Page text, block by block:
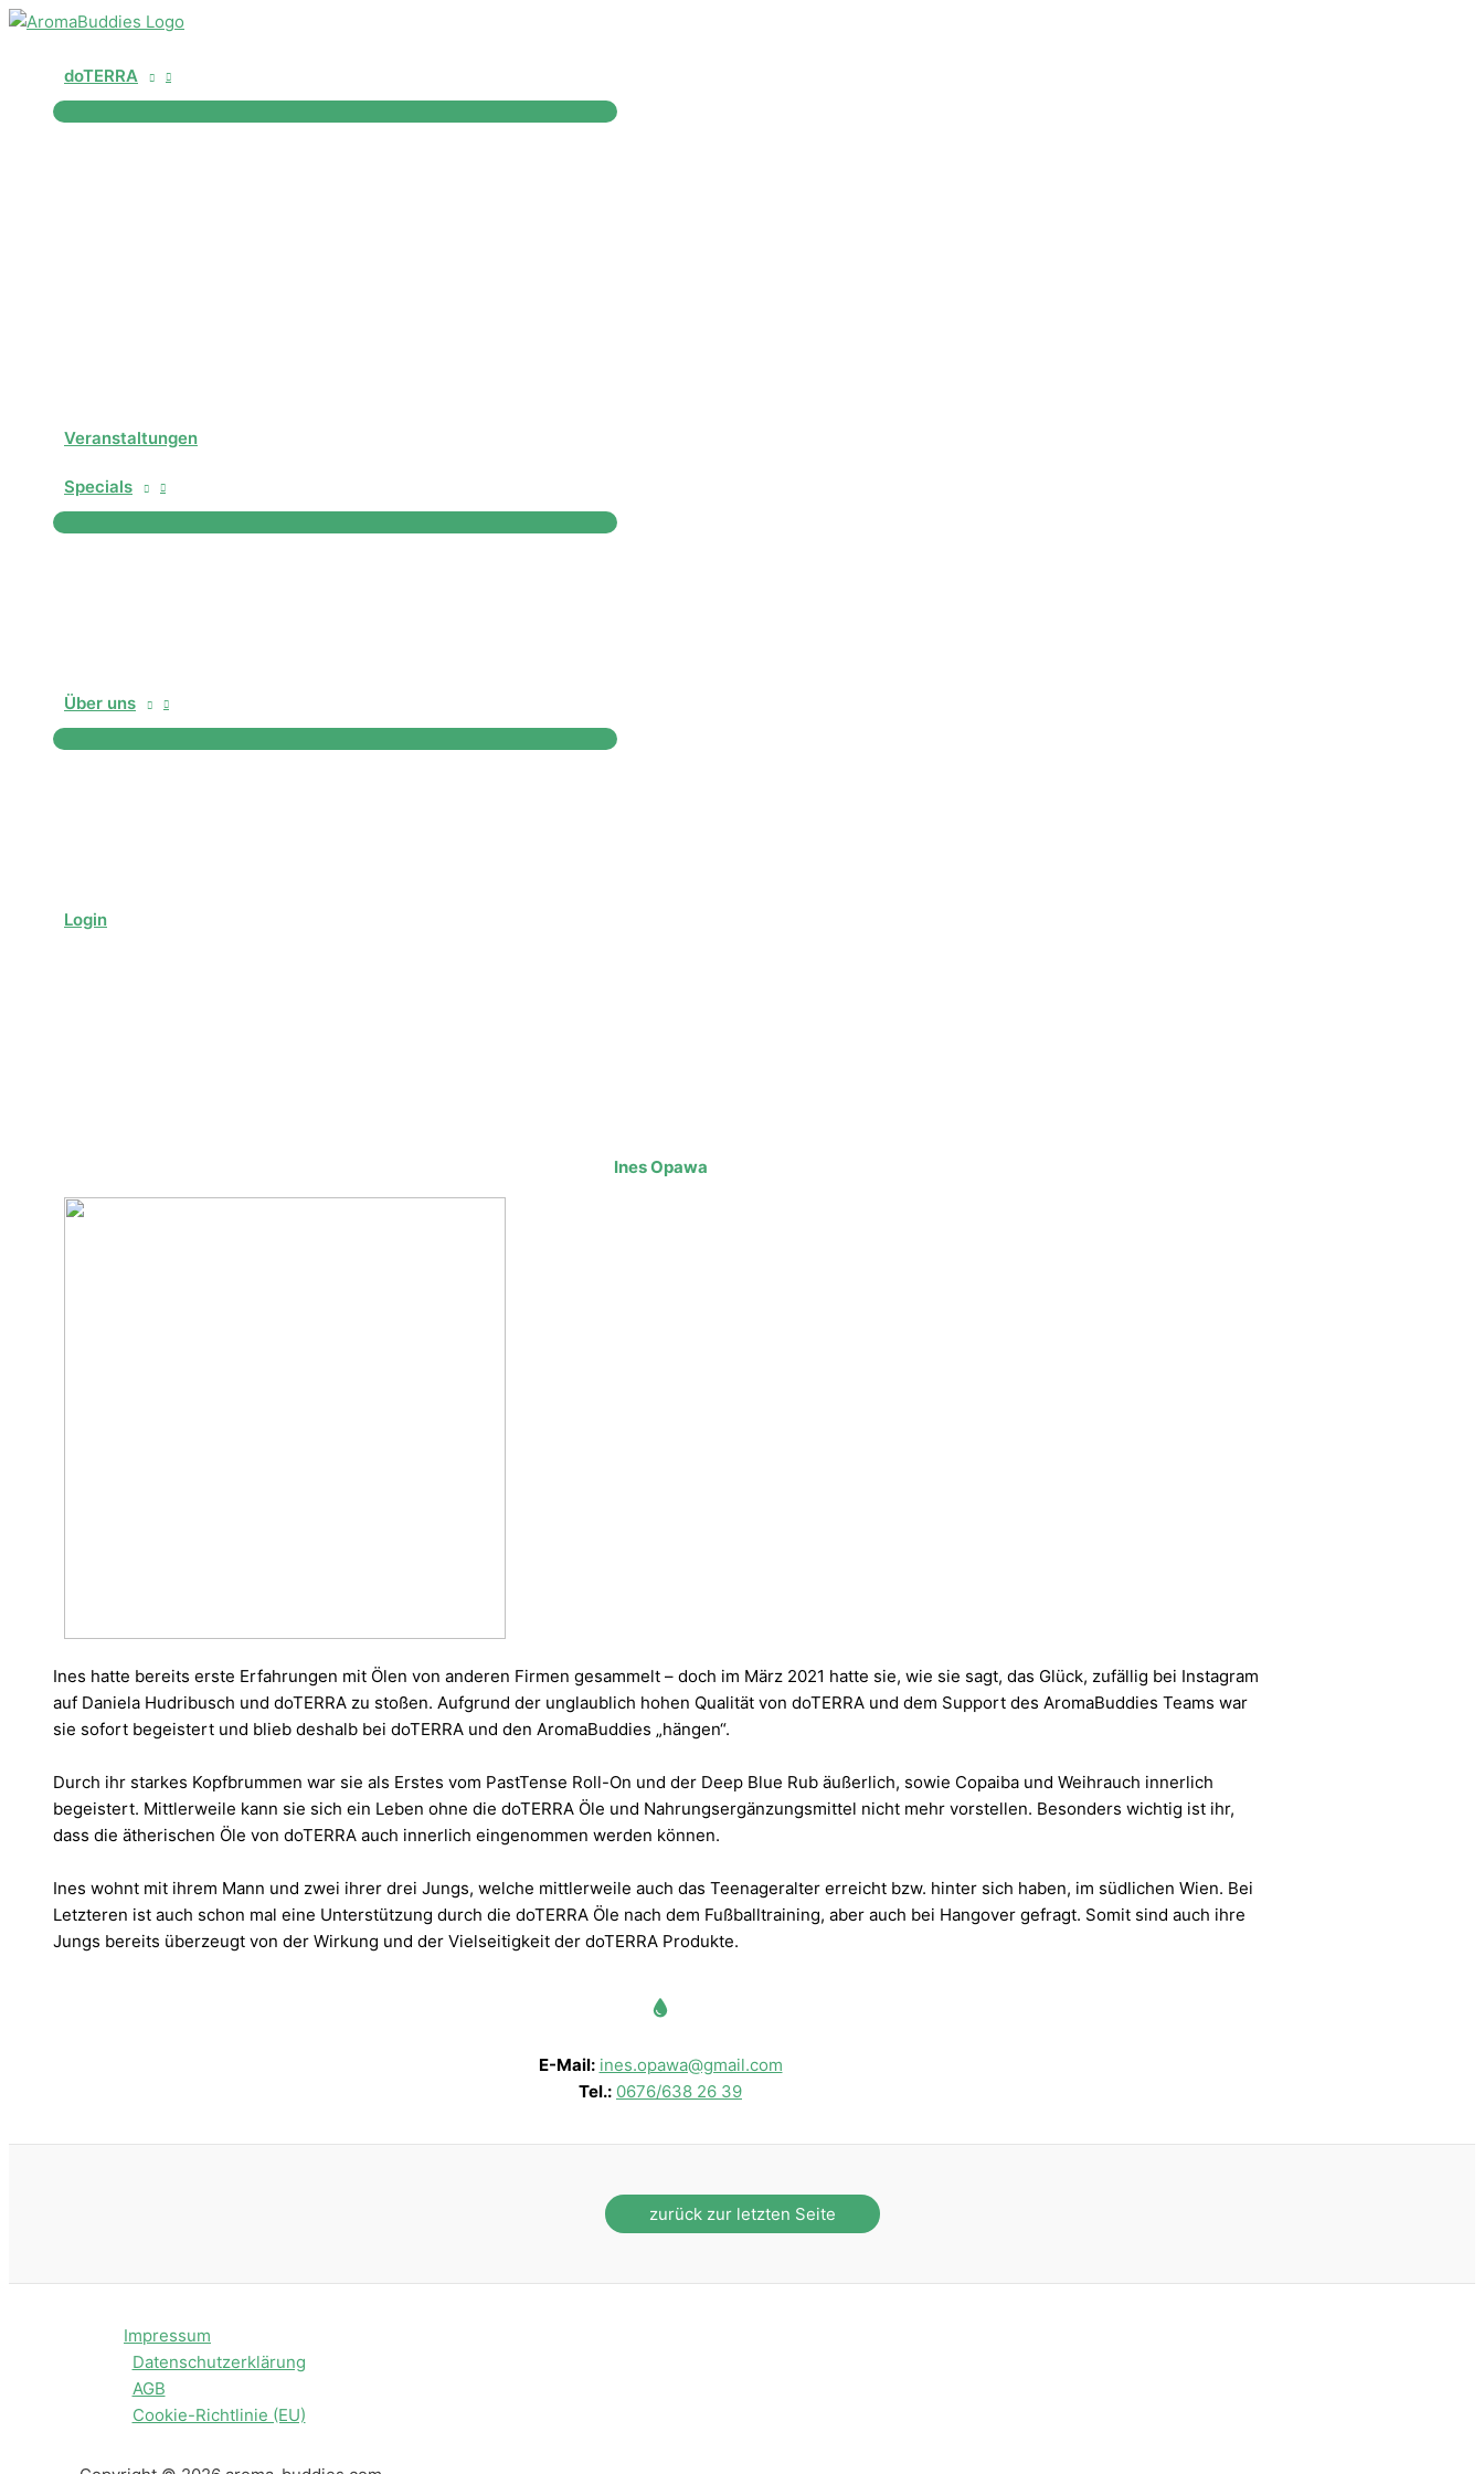
Zum
springendoTERRA
Veranstaltungen
Specials
Über uns
Login
Ines Opawa
Ines hatte bereits erste Erfahrungen mit Ölen von anderen Firmen gesammelt – doch im März 2021 hatte sie, wie sie sagt, das Glück, zufällig bei Instagram
auf Daniela Hudribusch und doTERRA zu stoßen. Aufgrund der unglaublich hohen Qualität von doTERRA und dem Support des AromaBuddies Teams war
sie sofort begeistert und blieb deshalb bei doTERRA und den AromaBuddies „hängen“.
Durch ihr starkes Kopfbrummen war sie als Erstes vom PastTense Roll-On und der Deep Blue Rub äußerlich, sowie Copaiba und Weihrauch innerlich
begeistert. Mittlerweile kann sie sich ein Leben ohne die doTERRA Öle und Nahrungsergänzungsmittel nicht mehr vorstellen. Besonders wichtig ist ihr,
dass die ätherischen Öle von doTERRA auch innerlich eingenommen werden können.
Ines wohnt mit ihrem Mann und zwei ihrer drei Jungs, welche mittlerweile auch das Teenageralter erreicht bzw. hinter sich haben, im südlichen Wien. Bei
Letzteren ist auch schon mal eine Unterstützung durch die doTERRA Öle nach dem Fußballtraining, aber auch bei Hangover gefragt. Somit sind auch ihre
Jungs bereits überzeugt von der Wirkung und der Vielseitigkeit der doTERRA Produkte.
E-Mail: ines.opawa@gmail.com
Tel.: 0676/638 26 39
Impressum
Datenschutzerklärung
AGB
Cookie-Richtlinie (EU)